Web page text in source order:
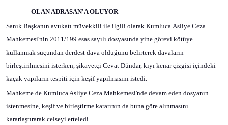
OLAN ADRASAN'A OLUYOR
Sanık Başkanın avukatı müvekkili ile ilgili olarak Kumluca Asliye Ceza
Mahkemesi'nin 2011/199 esas sayılı dosyasında yine görevi kötüye
kullanmak suçundan derdest dava olduğunu belirterek davaların
birleştirilmesini isterken, şikayetçi Cevat Dündar, kıyı kenar çizgisi içindeki
kaçak yapıların tespiti için keşif yapılmasını istedi.
Mahkeme de Kumluca Asliye Ceza Mahkemesi'nde devam eden dosyanın
istenmesine, keşif ve birleştirme kararının da buna göre alınmasını
kararlaştırarak celseyi erteledi.